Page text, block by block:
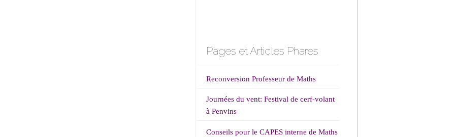
Pages et Articles Phares
Reconversion Professeur de Maths
Journées du vent: Festival de cerf-volant
à Penvins
Conseils pour le CAPES interne de Maths